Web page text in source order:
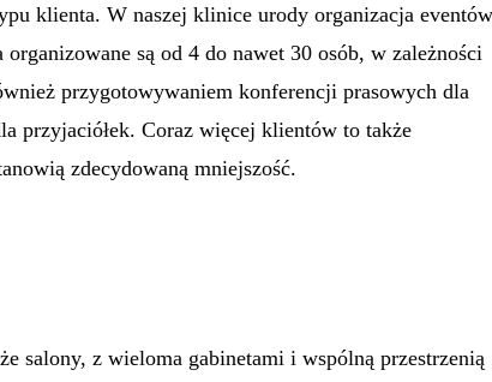
klienta. W naszej klinice urody organizacja eventów
są od 4 do nawet 30 osób, w zależności
przygotowywaniem konferencji prasowych dla
przyjaciółek. Coraz więcej klientów to także
zdecydowaną mniejszość.
salony, z wieloma gabinetami i wspólną przestrzenią